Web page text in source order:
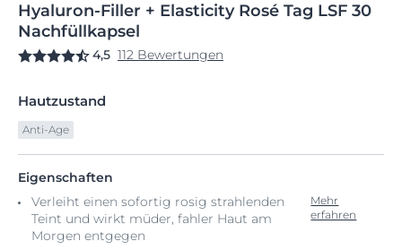
Hyaluron-Filler + Elasticity Rosé Tag LSF 30
Nachfüllkapsel
4,5 112 Bewertungen
Hautzustand
Anti-Age
Eigenschaften
Verleiht einen sofortig rosig strahlenden
Teint und wirkt müder, fahler Haut am
Morgen entgegen
Mehr
erfahren